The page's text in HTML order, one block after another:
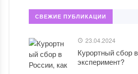
СВЕЖИЕ ПУБЛИКАЦИИ
23.04.2024
Курортный сбор
эксперимент?